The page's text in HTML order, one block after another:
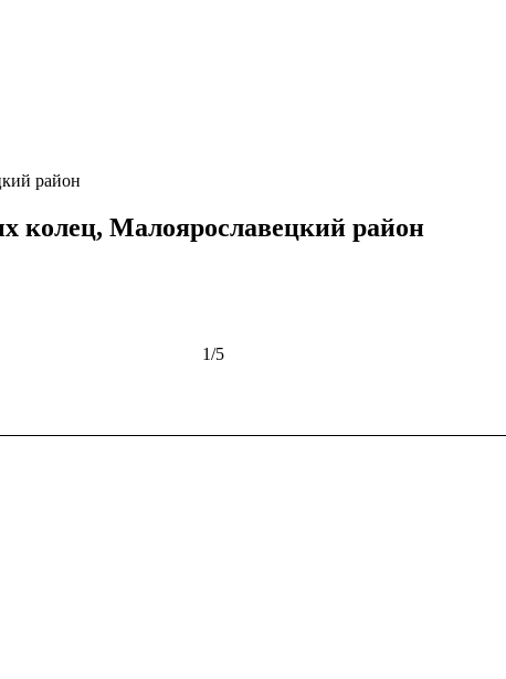
район
колец, Малоярославецкий район
1/5